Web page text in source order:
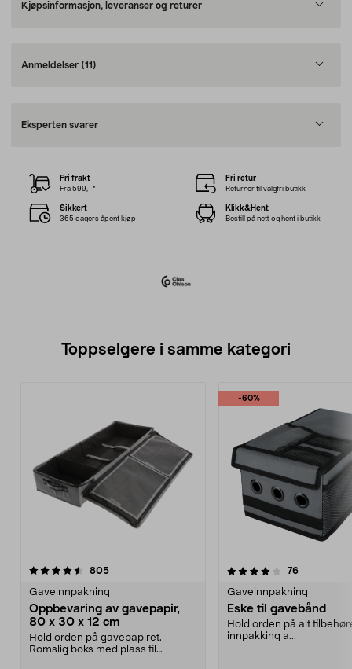
Kjøpsinformasjon, leveranser og returer
Anmeldelser (11)
Eksperten svarer
Fri frakt
Fra 599,–*
Fri retur
Returner til valgfri butikk
Sikkert
365 dagers åpent kjøp
Klikk&Hent
Bestill på nett og hent i butikk
Toppselgere i samme kategori
805anmeldelser
Gaveinnpakning
Oppbevaring av gavepapir,
80 x 30 x 12 cm
Hold orden på gavepapiret.
Romslig boks med plass til
-60%
4.0 av 5 stjerner 76
Gaveinnpakning
Eske til gavebånd
Hold orden på alt
innpakking a...
4.5 av 5 stjerner